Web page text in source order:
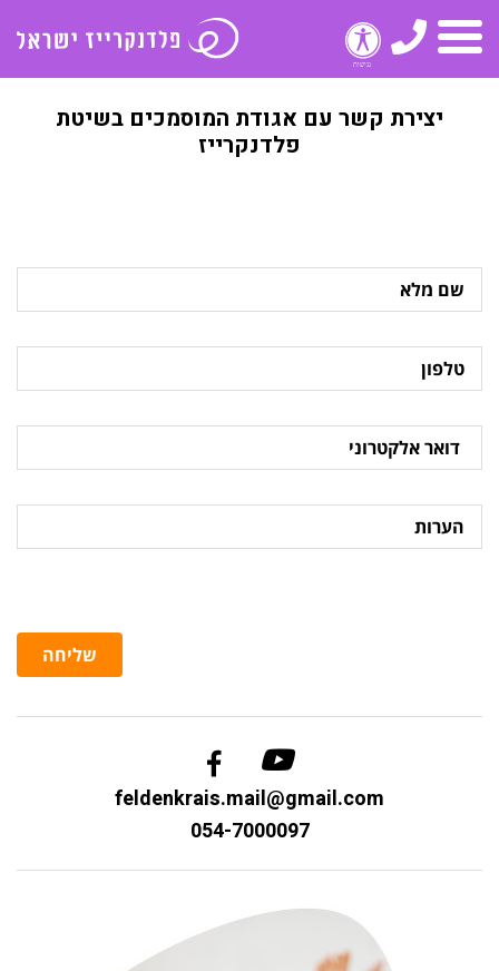
תפריט
טלפון
יצירת קשר עם אגודת המוסמכים בשיטת
פלדנקרייז
מלא
טלפון
אלקטרוני
הערות
שליחה
feldenkrais.mail@gmail.com
054-7000097